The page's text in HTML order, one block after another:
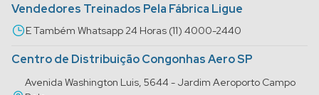
Vendedores Treinados Pela Fábrica Ligue
E Também Whatsapp 24 Horas (11) 4000-2440
Centro de Distribuição Congonhas Aero SP
Avenida Washington Luis, 5644 - Jardim Aeroporto Campo